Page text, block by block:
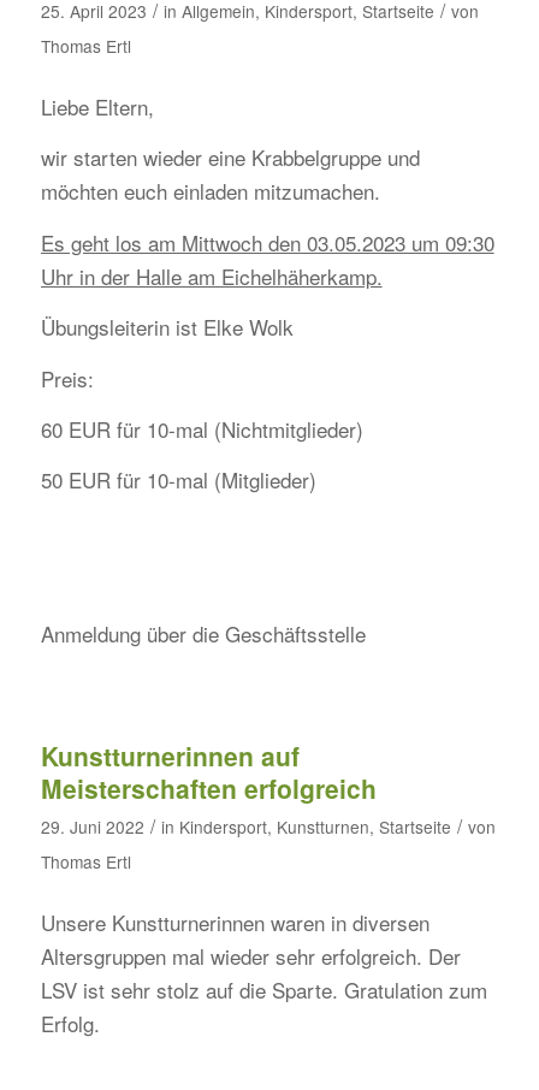
25. April 2023 / in Allgemein, Kindersport, Startseite / von
Thomas Ertl
Liebe Eltern,
wir starten wieder eine Krabbelgruppe und
möchten euch einladen mitzumachen.
Es geht los am Mittwoch den 03.05.2023 um 09:30
Uhr in der Halle am Eichelhäherkamp.
Übungsleiterin ist Elke Wolk
Preis:
60 EUR für 10-mal (Nichtmitglieder)
50 EUR für 10-mal (Mitglieder)
Anmeldung über die Geschäftsstelle
Kunstturnerinnen auf
Meisterschaften erfolgreich
29. Juni 2022 / in Kindersport, Kunstturnen, Startseite / von
Thomas Ertl
Unsere Kunstturnerinnen waren in diversen
Altersgruppen mal wieder sehr erfolgreich. Der
LSV ist sehr stolz auf die Sparte. Gratulation zum
Erfolg.